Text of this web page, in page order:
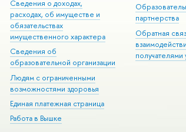
Сведения о доходах,
расходах, об имуществе и
обязательствах
имущественного характера
Сведения об
образовательной организации
Людям с ограниченными
возможностями здоровья
Единая платежная страница
Работа в Вышке
партнерства
Обратная
получателями